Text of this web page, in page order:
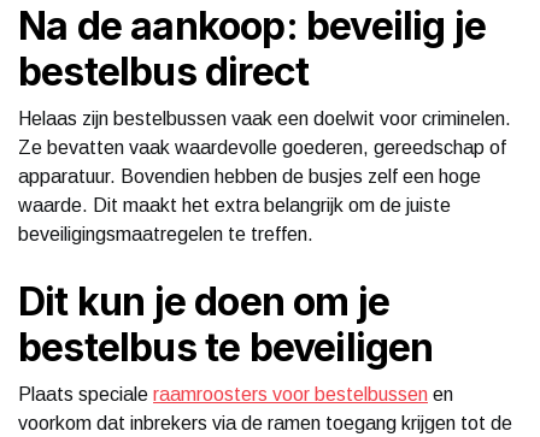
Na de aankoop: beveilig je
bestelbus direct
Helaas zijn bestelbussen vaak een doelwit voor criminelen.
Ze bevatten vaak waardevolle goederen, gereedschap of
apparatuur. Bovendien hebben de busjes zelf een hoge
waarde. Dit maakt het extra belangrijk om de juiste
beveiligingsmaatregelen te treffen.
Dit kun je doen om je
bestelbus te beveiligen
Plaats speciale raamroosters voor bestelbussen en
voorkom dat inbrekers via de ramen toegang krijgen tot de